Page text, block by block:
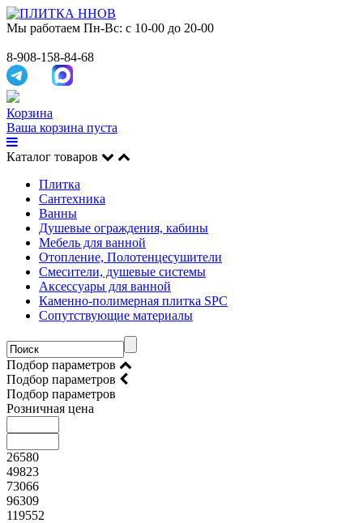
Мы работаем Пн-Вс: с 10-00 до 20-00
8-908-158-84-68
Корзина
Ваша корзина пуста
Каталог товаров
Плитка
Сантехника
Ванны
Душевые ограждения, кабины
Мебель для ванной
Отопление, Полотенцесушители
Смесители, душевые системы
Аксессуары для ванной
Каменно-полимерная плитка SPC
Сопутствующие материалы
Подбор параметров
Подбор параметров
Подбор параметров
Розничная цена
26580
49823
73066
96309
119552